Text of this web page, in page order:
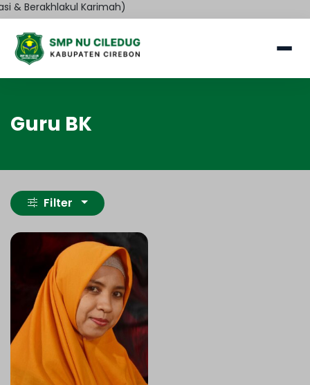
& Berakhlakul Karimah)
Guru BK
Filter